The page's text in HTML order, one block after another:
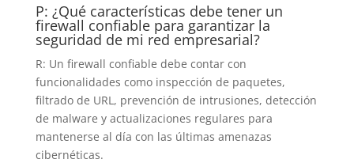
P: ¿Qué características debe tener un
firewall confiable para garantizar la
seguridad de mi red empresarial?
R: Un firewall confiable debe contar con
funcionalidades como inspección de paquetes,
filtrado de URL, prevención de intrusiones, detección
de malware y actualizaciones regulares para
mantenerse al día con las últimas amenazas
cibernéticas.